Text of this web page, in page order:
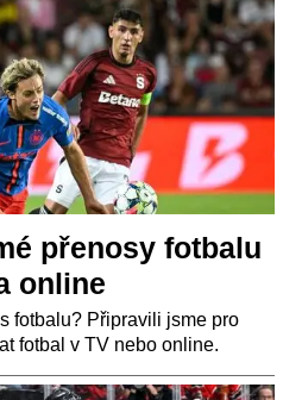
přenosy fotbalu
online
fotbalu? Připravili jsme pro
fotbal v TV nebo online.